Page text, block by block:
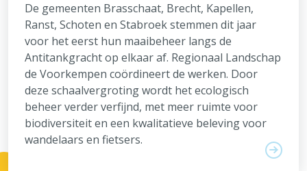
De gemeenten Brasschaat, Brecht, Kapellen,
Ranst, Schoten en Stabroek stemmen dit jaar
voor het eerst hun maaibeheer langs de
Antitankgracht op elkaar af. Regionaal Landschap
de Voorkempen coördineert de werken. Door
deze schaalvergroting wordt het ecologisch
beheer verder verfijnd, met meer ruimte voor
biodiversiteit en een kwalitatieve beleving voor
wandelaars en fietsers.